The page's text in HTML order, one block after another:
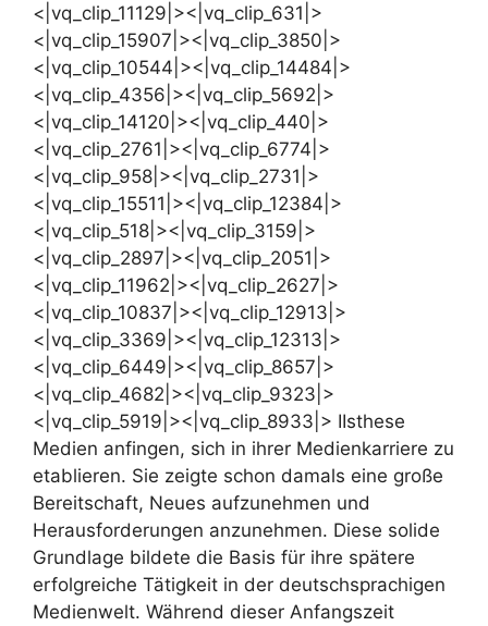
<|vq_clip_11129|><|vq_clip_631|>
<|vq_clip_15907|><|vq_clip_3850|>
<|vq_clip_10544|><|vq_clip_14484|>
<|vq_clip_4356|><|vq_clip_5692|>
<|vq_clip_14120|><|vq_clip_440|>
<|vq_clip_2761|><|vq_clip_6774|>
<|vq_clip_958|><|vq_clip_2731|>
<|vq_clip_15511|><|vq_clip_12384|>
<|vq_clip_518|><|vq_clip_3159|>
<|vq_clip_2897|><|vq_clip_2051|>
<|vq_clip_11962|><|vq_clip_2627|>
<|vq_clip_10837|><|vq_clip_12913|>
<|vq_clip_3369|><|vq_clip_12313|>
<|vq_clip_6449|><|vq_clip_8657|>
<|vq_clip_4682|><|vq_clip_9323|>
<|vq_clip_5919|><|vq_clip_8933|> IIsthese
Medien anfingen, sich in ihrer Medienkarriere zu
etablieren. Sie zeigte schon damals eine große
Bereitschaft, Neues aufzunehmen und
Herausforderungen anzunehmen. Diese solide
Grundlage bildete die Basis für ihre spätere
erfolgreiche Tätigkeit in der deutschsprachigen
Medienwelt. Während dieser Anfangszeit